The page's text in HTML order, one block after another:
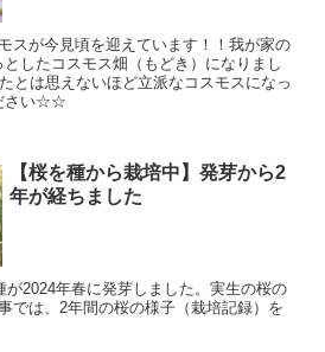
スが今見頃を迎えています！！我が家の
したコスモス畑（もどき）になりまし
とは思えないほど立派なコスモスになっ
さい☆☆
【桜を種から栽培中】発芽から2
年が経ちました
が2024年春に発芽しました。実生の桜の
では、2年間の桜の様子（栽培記録）を